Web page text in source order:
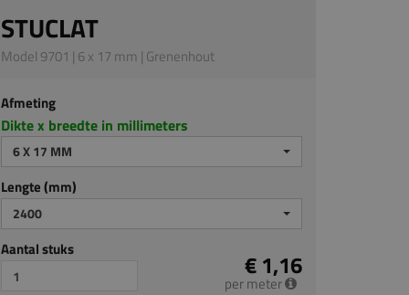
STUCLAT
Model 9701 | 6 x 17 mm | Grenenhout
Afmeting
Dikte x breedte in millimeters
6 X 17 MM
Lengte (mm)
2400
Aantal stuks € 1,16
per meter